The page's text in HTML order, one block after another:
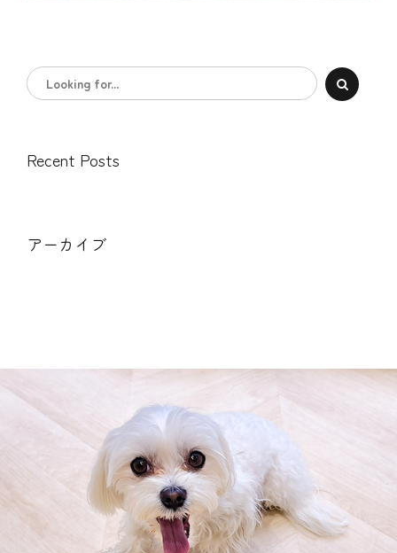
Recent Posts
アーカイブ